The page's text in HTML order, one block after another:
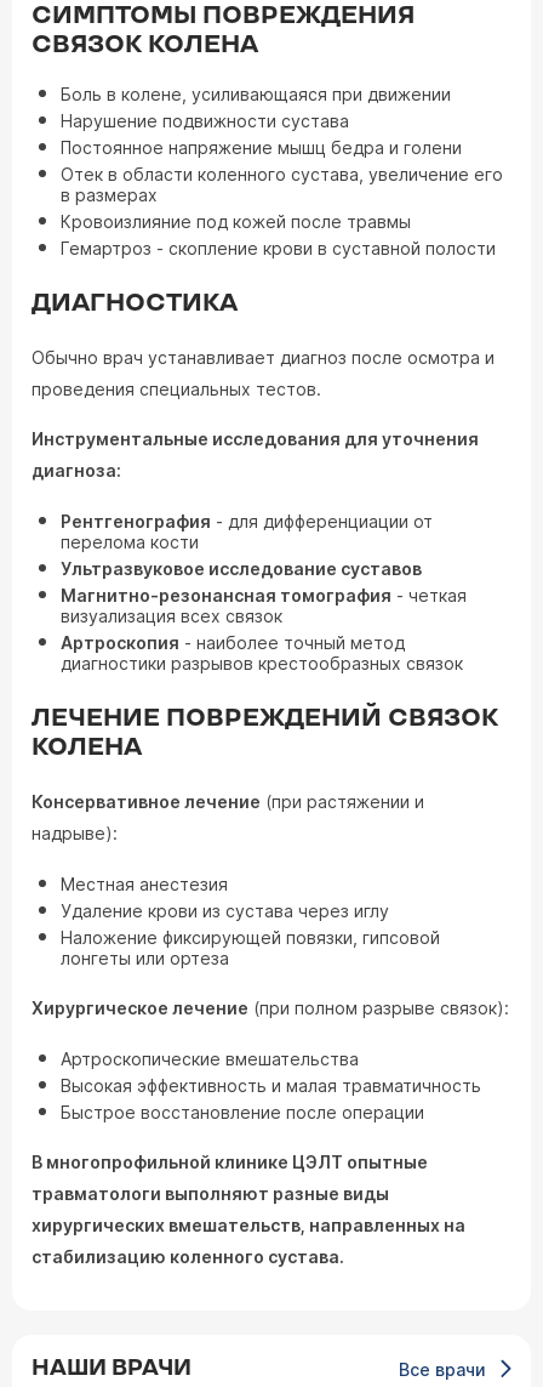
СИМПТОМЫ ПОВРЕЖДЕНИЯ
СВЯЗОК КОЛЕНА
Боль в колене, усиливающаяся при движении
Нарушение подвижности сустава
Постоянное напряжение мышц бедра и голени
Отек в области коленного сустава, увеличение его
в размерах
Кровоизлияние под кожей после травмы
Гемартроз - скопление крови в суставной полости
ДИАГНОСТИКА
Обычно врач устанавливает диагноз после осмотра и
проведения специальных тестов.
Инструментальные исследования для уточнения
диагноза:
Рентгенография - для дифференциации от
перелома кости
Ультразвуковое исследование суставов
Магнитно-резонансная томография - четкая
визуализация всех связок
Артроскопия - наиболее точный метод
диагностики разрывов крестообразных связок
ЛЕЧЕНИЕ ПОВРЕЖДЕНИЙ СВЯЗОК
КОЛЕНА
Консервативное лечение (при растяжении и
надрыве):
Местная анестезия
Удаление крови из сустава через иглу
Наложение фиксирующей повязки, гипсовой
лонгеты или ортеза
Хирургическое лечение (при полном разрыве связок):
Артроскопические вмешательства
Высокая эффективность и малая травматичность
Быстрое восстановление после операции
В многопрофильной клинике ЦЭЛТ опытные
травматологи выполняют разные виды
хирургических вмешательств, направленных на
стабилизацию коленного сустава.
НАШИ ВРАЧИ Все врачи